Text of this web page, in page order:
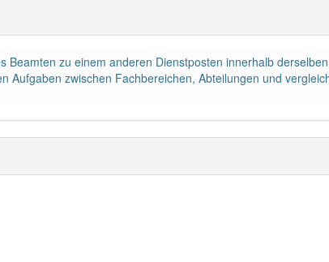
Wörter mit Endung-umsetzungaber mit einem
zu einem anderen Dienstposten innerhalb
zwischen Fachbereichen, Abteilungen und